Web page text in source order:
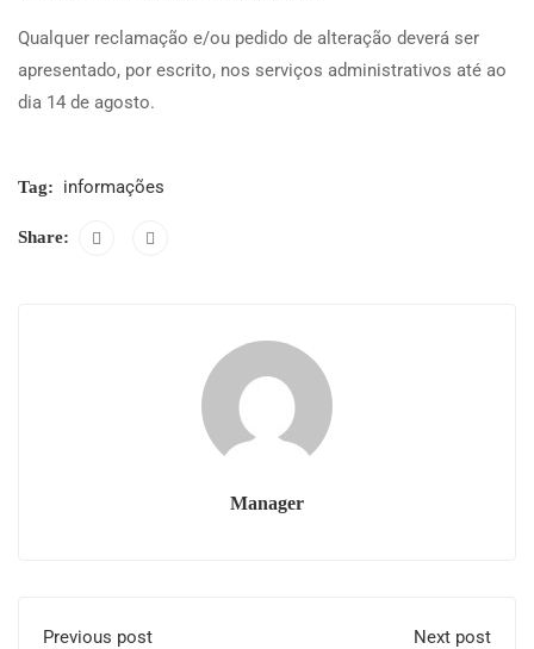
Qualquer reclamação e/ou pedido de alteração deverá ser
apresentado, por escrito, nos serviços administrativos até ao
dia 14 de agosto.
Tag: informações
Share:
Manager
Previous post Next post